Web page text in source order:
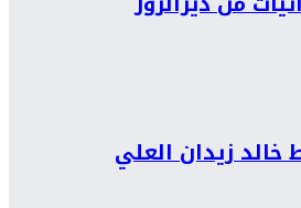
خالد زيدان العلي